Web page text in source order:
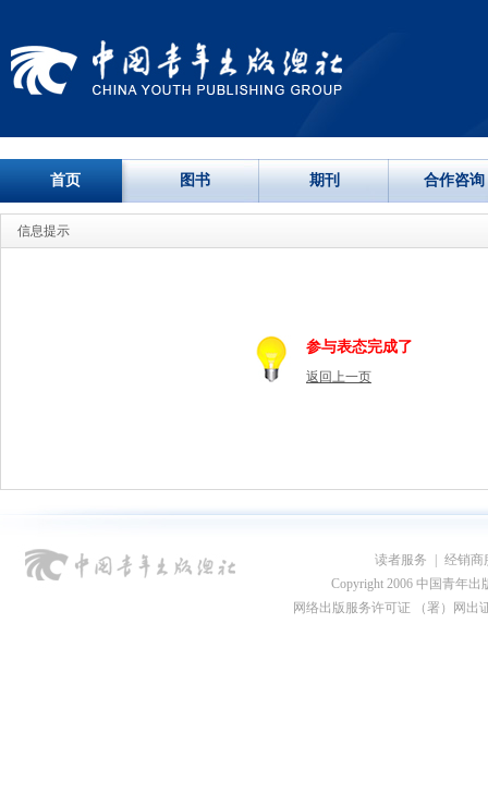
首页 图书 期刊 合作咨询
信息提示
参与表态完成了
返回上一页
读者服务
经销商
Copyright 2006 中国青年出
网络出版服务许可证 （署）网出